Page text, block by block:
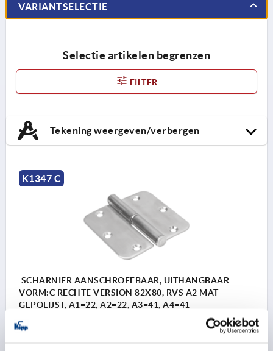
VARIANTSELECTIE
Selectie artikelen begrenzen
FILTER
Tekening weergeven/verbergen
K1347 C
SCHARNIER AANSCHROEFBAAR, UITHANGBAAR
VORM:C RECHTE VERSION 82X80, RVS A2 MAT
GEPOLIJST, A1=22, A2=22, A3=41, A4=41
MATERIAAL BASISELEMENT=RVS A2
BREEDTE=80